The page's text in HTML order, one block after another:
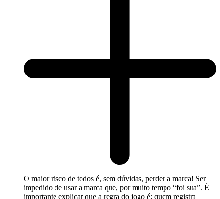
O maior risco de todos é, sem dúvidas, perder a marca! Ser
impedido de usar a marca que, por muito tempo “foi sua”. É
importante explicar que a regra do jogo é: quem registra